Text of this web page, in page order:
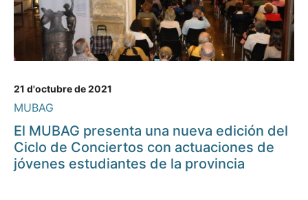
21 d'octubre de 2021
MUBAG
El MUBAG presenta una nueva edición del
Ciclo de Conciertos con actuaciones de
jóvenes estudiantes de la provincia